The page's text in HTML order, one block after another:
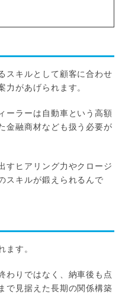
スキルとして顧客に合わせ
力があげられます。
ーラーは自動車という高額
金融商材なども扱う必要が
すヒアリング力やクロージ
スキルが鍛えられるんで
ます。
わりではなく、納車後も点
で見据えた長期の関係構築